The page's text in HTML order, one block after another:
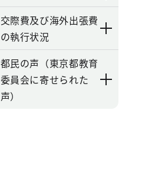
交際費及び海外出張費
の執行状況
都民の声（東京都教育
委員会に寄せられた
声）